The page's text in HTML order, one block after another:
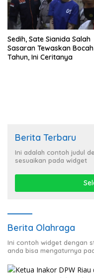
Sedih, Sate Sianida Salah
Sasaran Tewaskan Bocah
Tahun, Ini Ceritanya
Berita Terbaru
Ini adalah contoh judul
sesuaikan pada widget
Berita Olahraga
Ini contoh widget dengan
anda bisa mengaturnya